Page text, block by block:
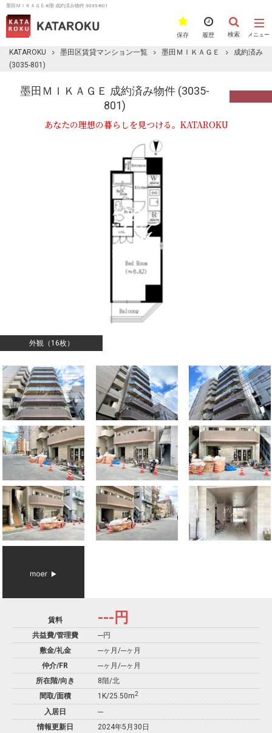
墨田ＭＩＫＡＧＥ 8階 成約済み物件 3035-801
メニュー
検索
履歴
保存
KATAROKU 墨田区賃貸マンション一覧 墨田ＭＩＫＡＧＥ
成約済み
(3035-801)
墨田ＭＩＫＡＧＥ 成約済み物件 (3035-
801)
あなたの理想の暮らしを見つける。KATAROKU
外観（16枚）
賃料 --- 円
共益費/管理費
---円
敷金/礼金
---ヶ月 /---ヶ月
仲介/FR
---ヶ月 /---ヶ月
所在階/向き
8階/北
間取/面積
1K/25.50m2
入居日
---
情報更新日
2024年5月30日